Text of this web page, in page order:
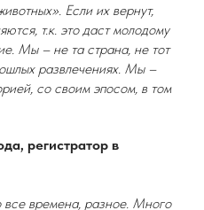
Если их вернут,
т.к. это даст молодому
Мы – не та страна, не тот
развлечениях. Мы –
со своим эпосом, в том
регистратор в
времена, разное. Много